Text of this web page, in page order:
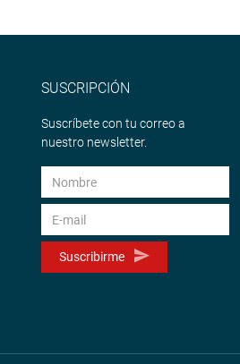
SUSCRIPCIÓN
Suscríbete con tu correo a
nuestro newsletter.
Suscribirme